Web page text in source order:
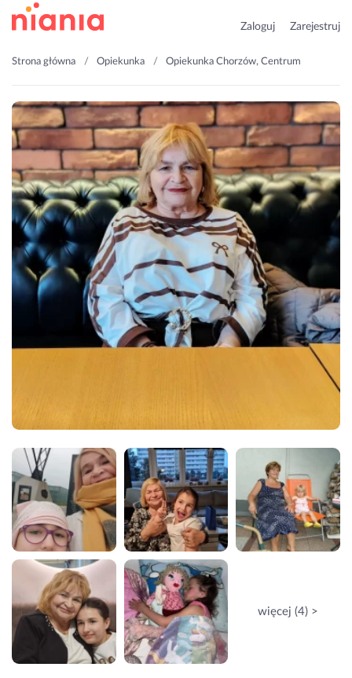
Zaloguj Zarejestruj
Strona główna Opiekunka Opiekunka Chorzów, Centrum
więcej (4) >